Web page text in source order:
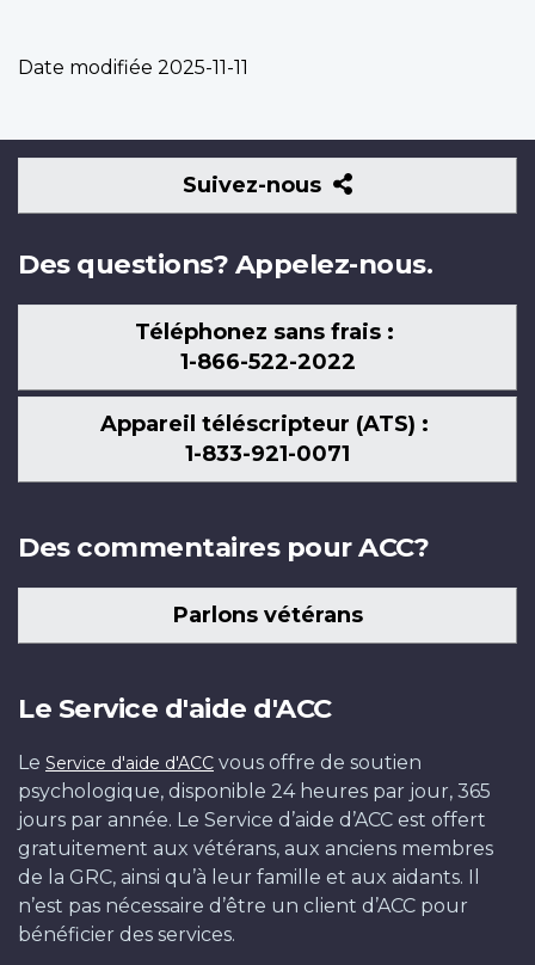
Date modifiée 2025-11-11
Suivez-nous
Suivez-
nous
Des questions? Appelez-nous.
Téléphonez sans frais :
1-866-522-2022
Appareil téléscripteur (ATS) :
1-833-921-0071
Des commentaires pour ACC?
Parlons vétérans
Le Service d'aide d'ACC
Le Service d'aide d'ACC vous offre de soutien
psychologique, disponible 24 heures par jour, 365
jours par année. Le Service d’aide d’ACC est offert
gratuitement aux vétérans, aux anciens membres
de la GRC, ainsi qu’à leur famille et aux aidants. Il
n’est pas nécessaire d’être un client d’ACC pour
bénéficier des services.